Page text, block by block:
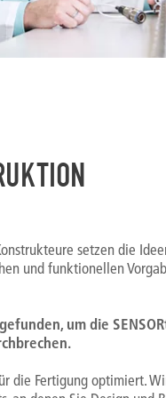
setzen die
und funktionellen
um die
die Fertigung optimiert.